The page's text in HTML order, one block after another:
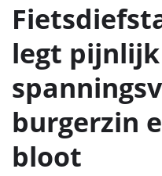
legt pijnlijk
burgerzin
bloot